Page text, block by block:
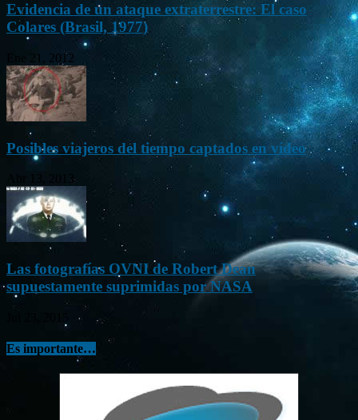
Evidencia de un ataque extraterrestre: El caso
Colares (Brasil, 1977)
Ene 21, 2012
Posibles viajeros del tiempo captados en vídeo
Abr 13, 2013
Las fotografías OVNI de Robert Dean
supuestamente suprimidas por NASA
Es importante…